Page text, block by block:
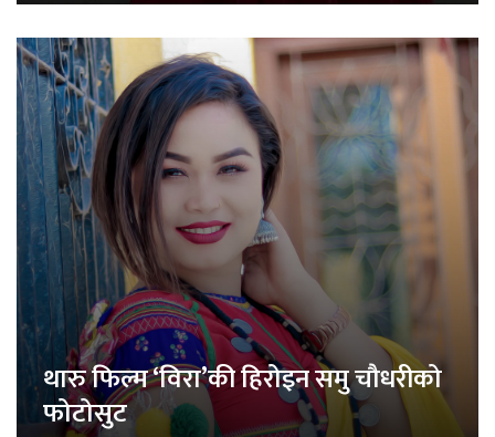
थारु फिल्म ‘विरा’की हिरोइन समु चौधरीको
फोटोसुट